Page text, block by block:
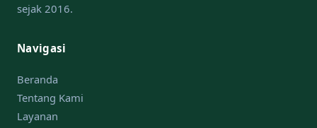
sejak 2016.
Navigasi
Beranda
Tentang Kami
Layanan